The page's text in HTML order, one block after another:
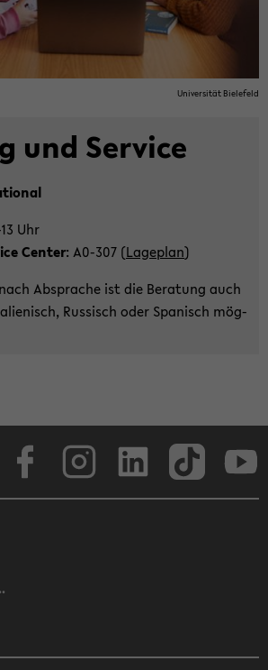
Uni­ver­si­tät Bie­le­feld
und Ser­vice
Uhr
Cen­ter: A0-​307 (La­ge­plan)
Ab­spra­che ist die Be­ra­tung auch
Rus­sisch oder Spa­nisch mög­
Face­book